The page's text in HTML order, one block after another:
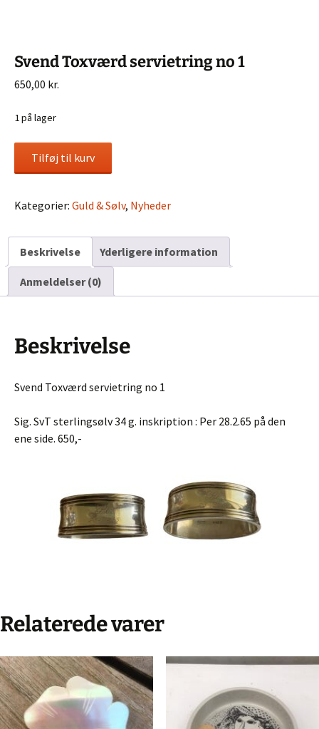
Svend Toxværd servietring no 1
650,00 kr.
1 på lager
Svend
Toxværd
no
antal
Tilføj til kurv
Kategorier: Guld & Sølv, Nyheder
Beskrivelse Yderligere information
Anmeldelser (0)
Beskrivelse
Svend Toxværd servietring no 1
Sig. SvT sterlingsølv 34 g. inskription : Per 28.2.65 på den
ene side. 650,-
Relaterede varer